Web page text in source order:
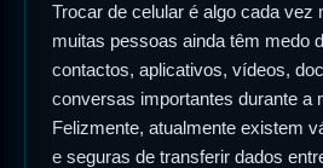
Trocar de celular é algo cada vez
muitas pessoas ainda têm medo
contactos, aplicativos, vídeos,
conversas importantes durante a
Felizmente, atualmente existem
e seguras de transferir dados